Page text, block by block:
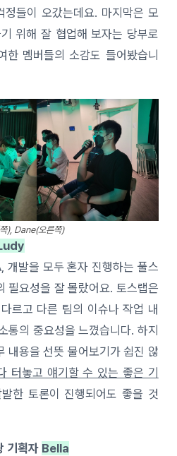
들이 오갔는데요. 마지막은 모
위해 잘 협업해 보자는 당부로
한 멤버들의 소감도 들어봤습니
), Dane(오른쪽)
개발을 모두 혼자 진행하는 풀스
필요성을 잘 몰랐어요. 토스랩은
르고 다른 팀의 이슈나 작업 내
통의 중요성을 느꼈습니다. 하지
내용을 선뜻 물어보기가 쉽진 않
터놓고 얘기할 수 있는 좋은 기
한 토론이 진행되어도 좋을 것
기획자 Bella